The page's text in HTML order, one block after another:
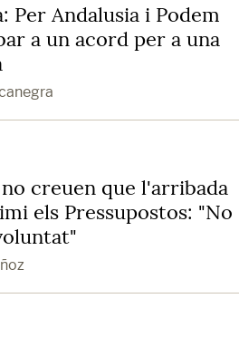
Per Andalusia i Podem
a un acord per a una
creuen que l'arribada
els Pressupostos: "No